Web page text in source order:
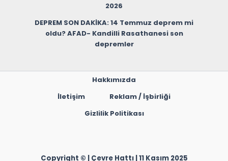
2026
DEPREM SON DAKİKA: 14 Temmuz deprem mi
oldu? AFAD- Kandilli Rasathanesi son
depremler
Hakkımızda
İletişim
Reklam / İşbirliği
Gizlilik Politikası
Copyright © | Çevre Hattı | 11 Kasım 2025